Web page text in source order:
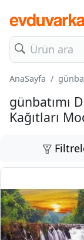
AnaSayfa
günbatımı
Kağıtları